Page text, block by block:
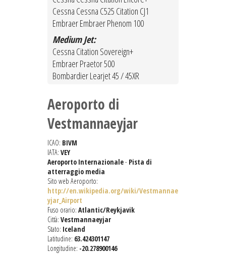
Cessna Cessna C525 Citation CJ1
Embraer Embraer Phenom 100
Medium Jet:
Cessna Citation Sovereign+
Embraer Praetor 500
Bombardier Learjet 45 / 45XR
Aeroporto di
Vestmannaeyjar
ICAO: BIVM
IATA: VEY
Aeroporto Internazionale- Pista di
atterraggio media
Sito web Aeroporto:
http://en.wikipedia.org/wiki/Vestmannae
yjar_Airport
Fuso orario: Atlantic/Reykjavik
Città: Vestmannaeyjar
Stato: Iceland
Latitudine: 63.424301147
Longitudine: -20.278900146